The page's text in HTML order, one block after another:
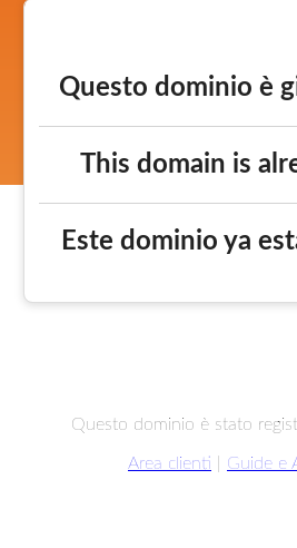
Questo dominio è
This domain is
Este dominio ya
Questo dominio è stato
Area clienti Guide e